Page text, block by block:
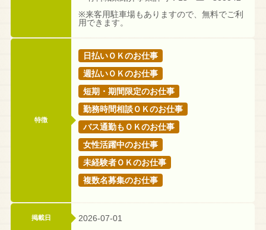
※来客用駐車場もありますので、無料でご利
用できます。
特徴
日払いＯＫのお仕事
週払いＯＫのお仕事
短期・期間限定のお仕事
勤務時間相談ＯＫのお仕事
バス通勤もＯＫのお仕事
女性活躍中のお仕事
未経験者ＯＫのお仕事
複数名募集のお仕事
掲載日 2026-07-01